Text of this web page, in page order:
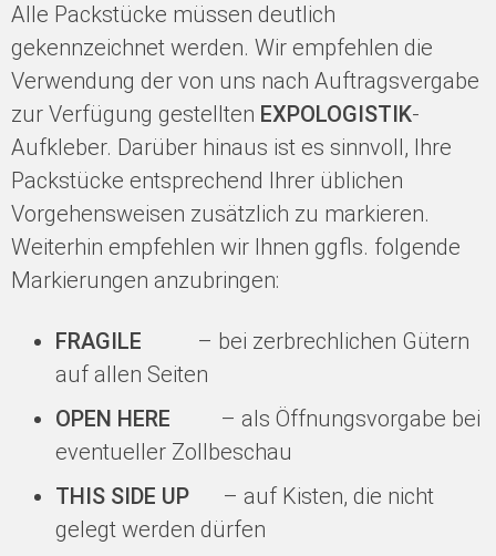
Alle Packstücke müssen deutlich
gekennzeichnet werden. Wir empfehlen die
Verwendung der von uns nach Auftragsvergabe
zur Verfügung gestellten EXPOLOGISTIK-
Aufkleber. Darüber hinaus ist es sinnvoll, Ihre
Packstücke entsprechend Ihrer üblichen
Vorgehensweisen zusätzlich zu markieren.
Weiterhin empfehlen wir Ihnen ggfls. folgende
Markierungen anzubringen:
FRAGILE – bei zerbrechlichen Gütern
auf allen Seiten
OPEN HERE – als Öffnungsvorgabe bei
eventueller Zollbeschau
THIS SIDE UP – auf Kisten, die nicht
gelegt werden dürfen